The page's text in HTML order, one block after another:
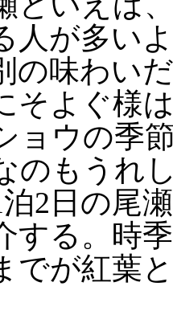
人が多い
の味わい
そよぐ様
ョウの季
のもうれ
2日の尾
する。時
でが紅葉